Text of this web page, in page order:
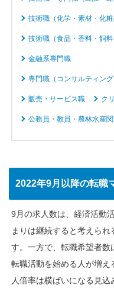
技術職（化学・素材・化粧
技術職（食品・香料・飼料
金融系専門職
専門職（コンサルティン
販売・サービス職 ク
公務員・教員・農林水産
2022年9月以降の転職
9月の求人数は、経済活動
まりは継続すると考えら
す。一方で、転職希望者数
転職活動を始める人が増
人倍率は横ばいになる見